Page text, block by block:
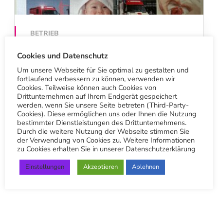
BETRIEB
Wir sind Paten des
Babynotarztwagen Felix
6. September 2024
Cookies und Datenschutz
Um unsere Webseite für Sie optimal zu gestalten und
fortlaufend verbessern zu können, verwenden wir
Cookies. Teilweise können auch Cookies von
Drittunternehmen auf Ihrem Endgerät gespeichert
werden, wenn Sie unsere Seite betreten (Third-Party-
Cookies). Diese ermöglichen uns oder Ihnen die Nutzung
bestimmter Dienstleistungen des Drittunternehmens.
Durch die weitere Nutzung der Webseite stimmen Sie
der Verwendung von Cookies zu. Weitere Informationen
zu Cookies erhalten Sie in unserer Datenschutzerklärung
Einstellungen Akzeptieren Ablehnen